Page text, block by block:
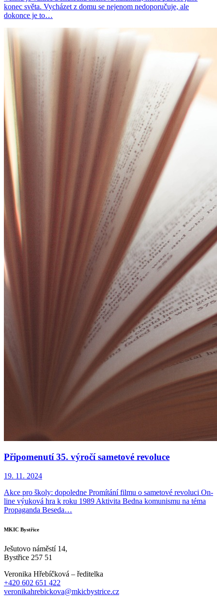
konec světa. Vycházet z domu se nejenom nedoporučuje, ale
dokonce je to…
Připomenutí 35. výročí sametové revoluce
19. 11. 2024
Akce pro školy: dopoledne Promítání filmu o sametové revoluci On-
line výuková hra k roku 1989 Aktivita Bedna komunismu na téma
Propaganda Beseda…
MKIC Bystřice
Ješutovo náměstí 14,
Bystřice 257 51
Veronika Hřebíčková – ředitelka
+420 602 651 422
veronikahrebickova@mkicbystrice.cz